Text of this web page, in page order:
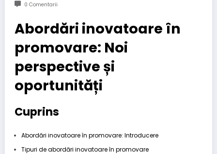
0 Comentarii
Abordări inovatoare în
promovare: Noi
perspective și
oportunități
Cuprins
Abordări inovatoare în promovare: Introducere
Tipuri de abordări inovatoare în promovare